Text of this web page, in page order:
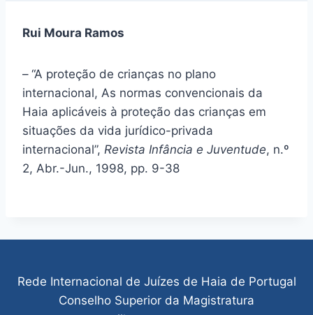
Rui Moura Ramos
– “A proteção de crianças no plano
internacional, As normas convencionais da
Haia aplicáveis à proteção das crianças em
situações da vida jurídico-privada
internacional”, Revista Infância e Juventude, n.º
2, Abr.-Jun., 1998, pp. 9-38
Rede Internacional de Juízes de Haia de Portugal
Conselho Superior da Magistratura